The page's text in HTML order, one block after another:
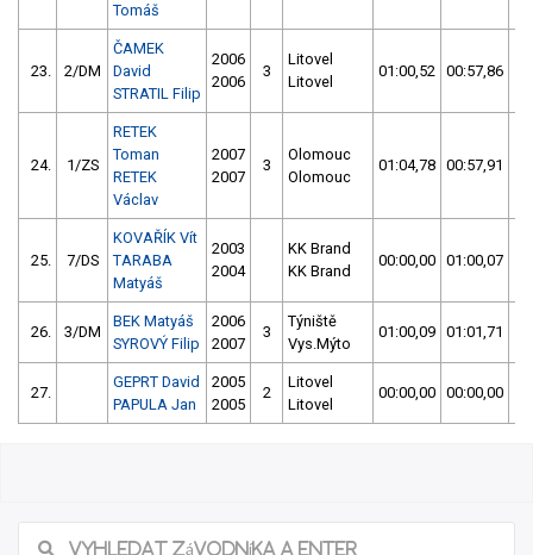
Tomáš
23. 2/DM
ČAMEK
David
STRATIL Filip
2006
2006
3
Litovel
Litovel
01:00,52 00:57,86
24. 1/ZS
RETEK
Toman
RETEK
Václav
2007
2007
3
Olomouc
Olomouc
01:04,78 00:57,91
25. 7/DS
KOVAŘÍK Vít
TARABA
Matyáš
2003
2004
KK Brand
KK Brand
00:00,00 01:00,07
26. 3/DM
BEK Matyáš
SYROVÝ Filip
2006
2007
3
Týniště
Vys.Mýto
01:00,09 01:01,71
27.
GEPRT David
PAPULA Jan
2005
2005
2
Litovel
Litovel
00:00,00 00:00,00